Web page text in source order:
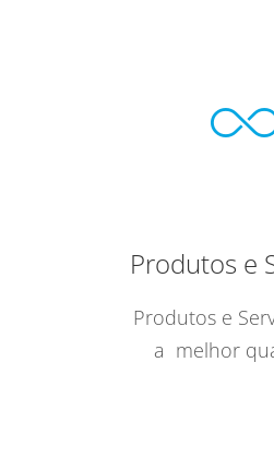
Produtos e
Produtos e
a melhor